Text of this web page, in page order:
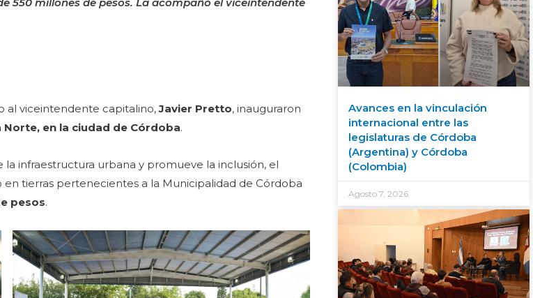
al viceintendente capitalino,Javier Pretto, inauguraron
en la ciudad de Córdoba.
infraestructura urbana y promueve la inclusión, el
tierras pertenecientes a la Municipalidad de Córdoba
pesos.
Avances en la vinculación
internacional entre las
legislaturas de Córdoba
(Argentina) y Córdoba
(Colombia)
Agosto 7, 2026